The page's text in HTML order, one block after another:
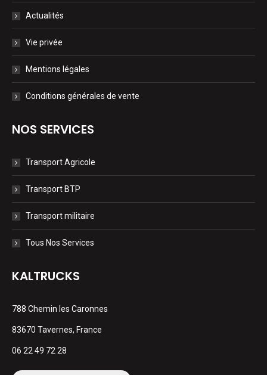
Actualités
Vie privée
Mentions légales
Conditions générales de vente
NOS SERVICES
Transport Agricole
Transport BTP
Transport militaire
Tous Nos Services
KALTRUCKS
788 Chemin les Caronnes
83670 Tavernes, France
06 22 49 72 28